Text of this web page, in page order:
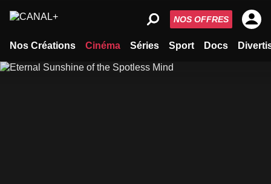
Nos Créations Cinéma Séries Sport Docs
NOS OFFRES